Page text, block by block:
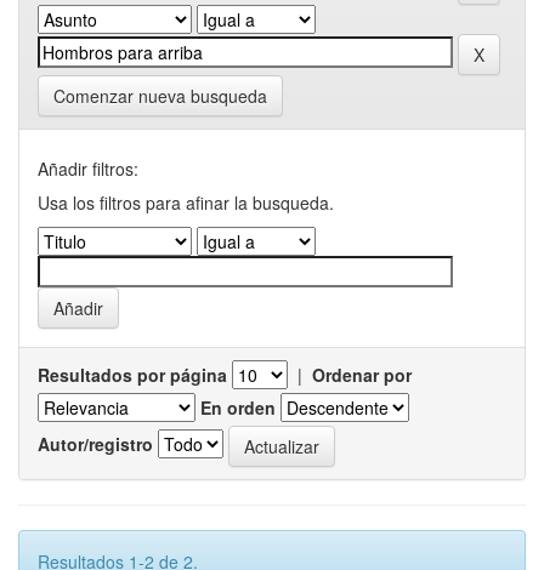
Comenzar nueva busqueda
Añadir filtros:
Usa los filtros para afinar la busqueda.
Resultados por página | Ordenar por
En orden
Autor/registro
Resultados 1-2 de 2.